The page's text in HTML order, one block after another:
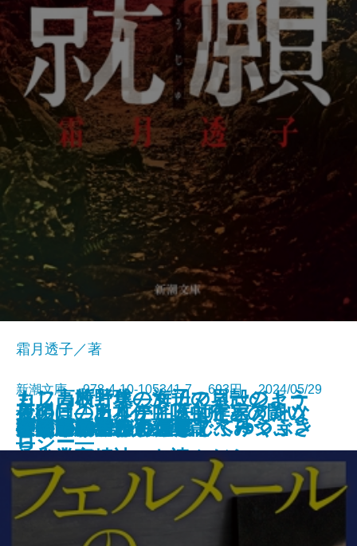
夜が明ける
もし高校野球の女子マネージャー
がドラッカーの『イノベーション
と企業家精神』を読んだら
ひとりでカラカサさしてゆく
ガイズ＆ドールズ
ぼくの哲学
カフカ断片集―海辺の貝殻のよう
にうつろで、ひと足でふみつぶさ
れそうだ―
天狗屋敷の殺人
夜明けのカルテ―医師作家アンソ
ロジー―
最後に「ありがとう」と言えたな
ら
祈願成就
霜月透子／著
新潮文庫 978-4-10-105341-7 693円 2024/05/29
文庫電子書籍あり
フェルメールの憂鬱
神の悪手
こころの散歩
ここに物語が
身代りの女
ブラームスはお好き
決定版カフカ短編集
イデアの再臨
公孫龍 巻二 赤龍篇
死の貝―日本住血吸虫症との闘い
―